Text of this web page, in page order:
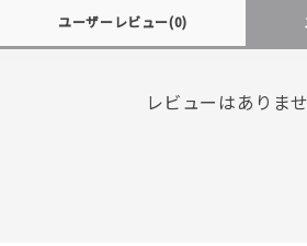
ユーザーレビュー(0)
レビューはありませ